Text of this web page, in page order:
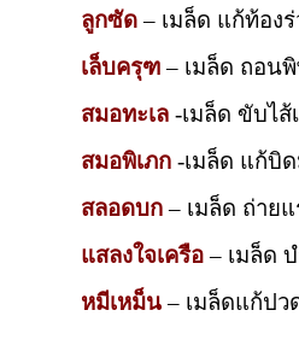
ลูกซัด– เมล็ด แก้ท้อง
เล็บครุฑ– เมล็ด ถอน
สมอทะเล -เมล็ด ขับไส้
สมอพิเภก -เมล็ด แก้บิ
สลอดบก– เมล็ด ถ่าย
แสลงใจเครือ– เมล็ด
หมีเหม็น– เมล็ดแก้ปว